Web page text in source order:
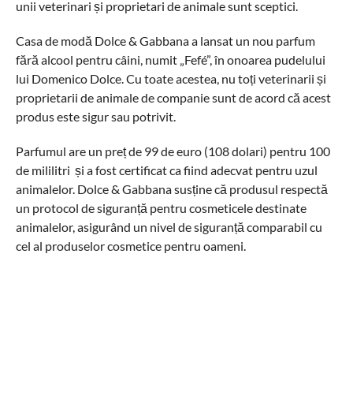
unii veterinari și proprietari de animale sunt sceptici.
Casa de modă Dolce & Gabbana a lansat un nou parfum
fără alcool pentru câini, numit „Fefé”, în onoarea pudelului
lui Domenico Dolce. Cu toate acestea, nu toți veterinarii și
proprietarii de animale de companie sunt de acord că acest
produs este sigur sau potrivit.
Parfumul are un preț de 99 de euro (108 dolari) pentru 100
de mililitri și a fost certificat ca fiind adecvat pentru uzul
animalelor. Dolce & Gabbana susține că produsul respectă
un protocol de siguranță pentru cosmeticele destinate
animalelor, asigurând un nivel de siguranță comparabil cu
cel al produselor cosmetice pentru oameni.